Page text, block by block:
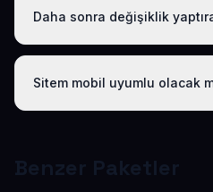
Daha sonra değişiklik
Evet. Teslimden sonra ilk 30
destek sağlıyoruz. Sonraki
paketlerimiz mevcuttur.
Sitem mobil uyumlu olacak
Google mobil sıralamasına
Benzer Paketler